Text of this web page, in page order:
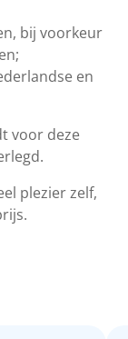
bij voorkeur
en
voor deze
plezier zelf,